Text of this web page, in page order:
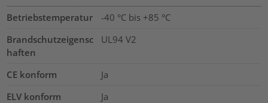
Betriebstemperatur
-40 °C bis +85 °C
Brandschutzeigensc
haften
UL94 V2
CE konform
Ja
ELV konform
Ja